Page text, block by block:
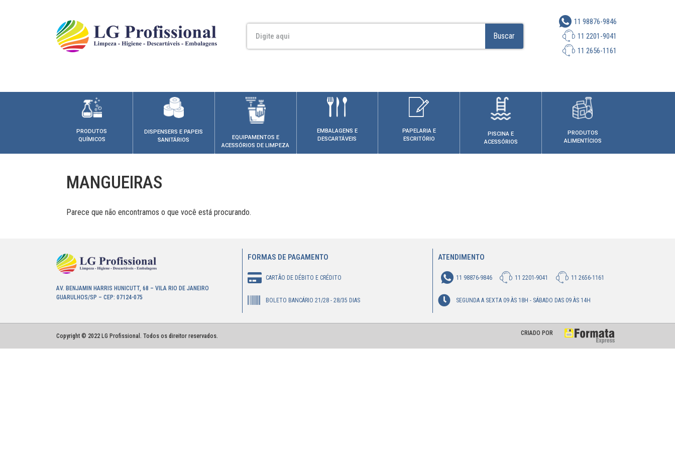
Buscar
11 98876-9846
11 2201-9041
11 2656-1161
PRODUTOS
QUÍMICOS
DISPENSERS E PAPEIS
SANITÁRIOS
EQUIPAMENTOS E
ACESSÓRIOS DE LIMPEZA
EMBALAGENS E
DESCARTÁVEIS
PAPELARIA E
ESCRITÓRIO
PISCINA E
ACESSÓRIOS
PRODUTOS
ALIMENTÍCIOS
MANGUEIRAS
Parece que não encontramos o que você está procurando.
AV. BENJAMIN HARRIS HUNICUTT, 68 – VILA RIO DE JANEIRO
GUARULHOS/SP – CEP: 07124-075
FORMAS DE PAGAMENTO
CARTÃO DE DÉBITO E CRÉDITO
BOLETO BANCÁRIO 21/28 - 28/35 DIAS
ATENDIMENTO
11 98876-9846 11 2201-9041 11 2656-1161
SEGUNDA A SEXTA 09 ÀS 18H - SÁBADO DAS 09 ÀS 14H
Copyright © 2022 LG Profissional. Todos os direitor reservados. CRIADO POR